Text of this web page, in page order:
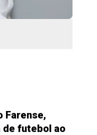
Farense,
de futebol ao